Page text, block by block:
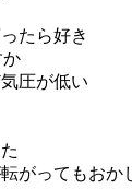
たら好き
か
圧が低い
がってもおか